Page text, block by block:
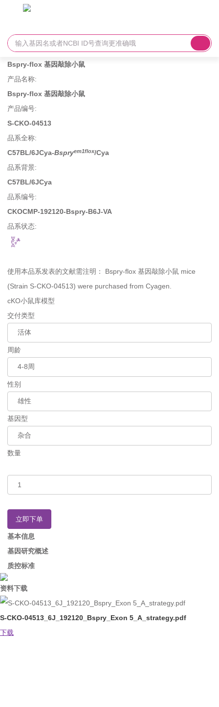
Bspry-flox 基因敲除小鼠
产品名称:
Bspry-flox 基因敲除小鼠
产品编号:
S-CKO-04513
品系全称:
C57BL/6JCya-Bspryem1flox/Cya
品系背景:
C57BL/6JCya
品系编号:
CKOCMP-192120-Bspry-B6J-VA
品系状态:
使用本品系发表的文献需注明： Bspry-flox 基因敲除小鼠 mice
(Strain S-CKO-04513) were purchased from Cyagen.
cKO小鼠库模型
交付类型
周龄
性别
基因型
数量
立即下单
基本信息
基因研究概述
质控标准
资料下载
S-CKO-04513_6J_192120_Bspry_Exon 5_A_strategy.pdf
下载